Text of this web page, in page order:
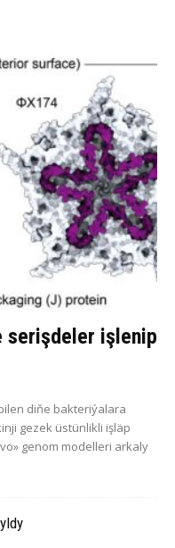
serişdeler işlenip
diňe bakteriýalara
gezek üstünlikli işläp
genom modelleri arkaly